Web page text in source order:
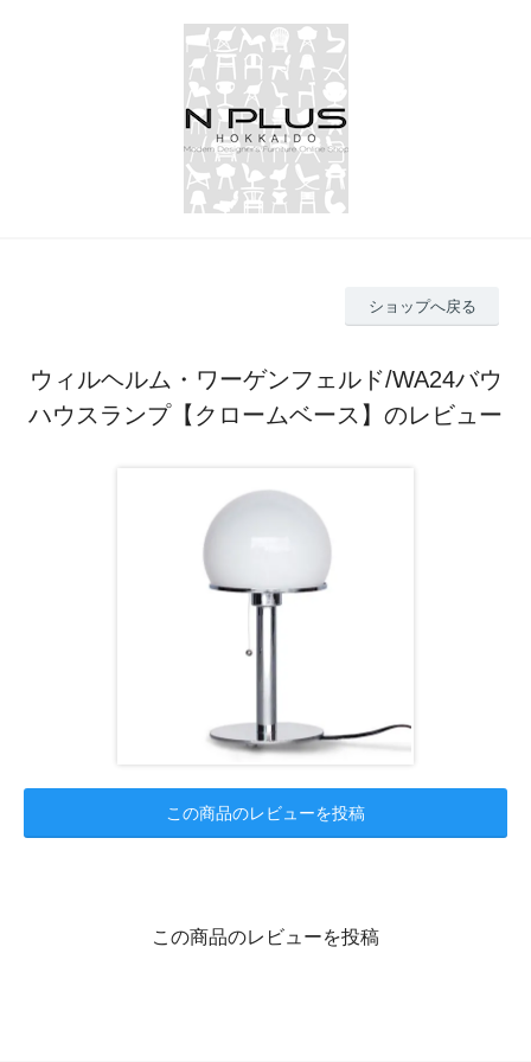
ショップへ戻る
ウィルヘルム・ワーゲンフェルド/WA24バウ
ハウスランプ【クロームベース】のレビュー
この商品のレビューを投稿
この商品のレビューを投稿